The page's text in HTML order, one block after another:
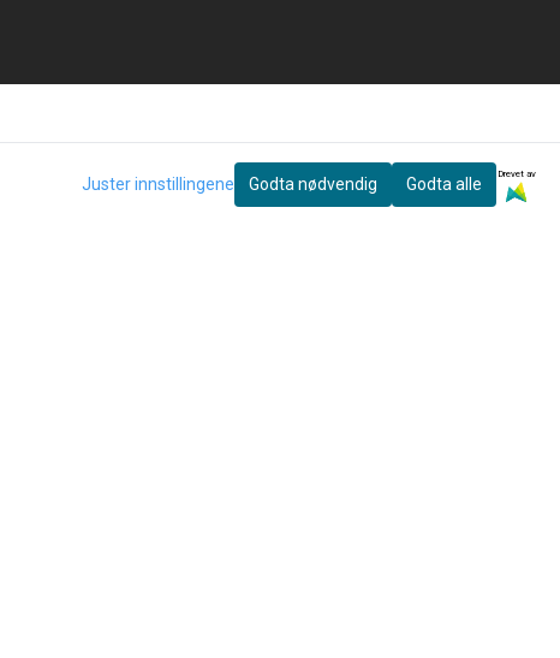
Juster innstillingene Godta nødvendig Godta alle
Drevet av